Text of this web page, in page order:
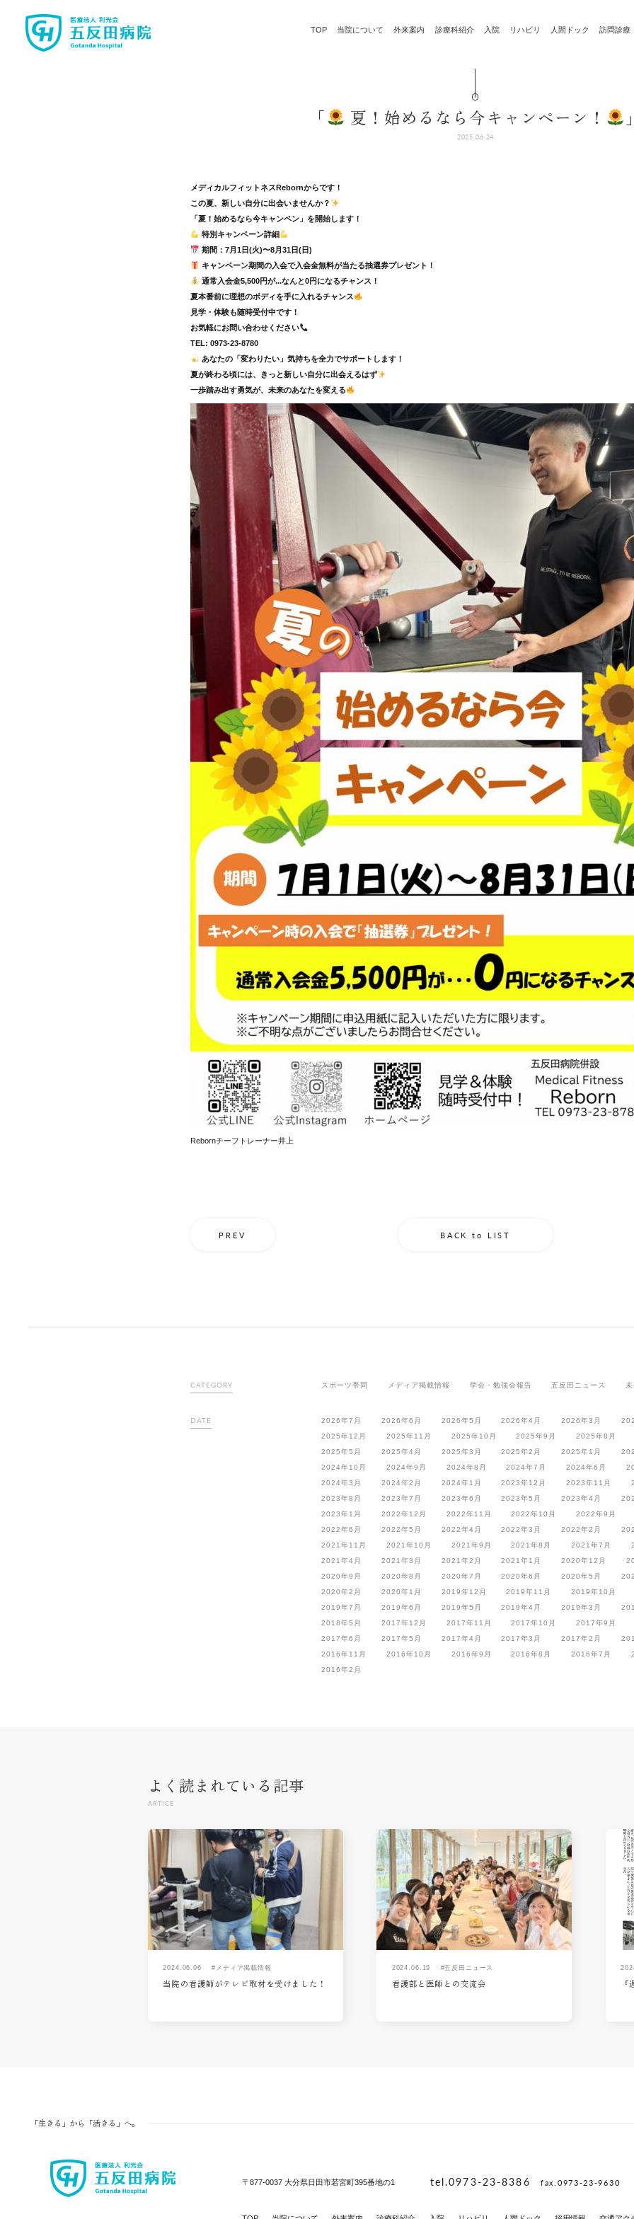
TOP 当院について 外来案内 診療科紹介 入院 リハビリ 人間ドック 訪問診療
「 夏！始めるなら今キャンペーン！
2025.06.24
メディカルフィットネスRebornからです！
この夏、新しい自分に出会いませんか？
「夏！始めるなら今キャンペン」を開始します！
特別キャンペーン詳細
期間：7月1日(火)〜8月31日(日)
キャンペーン期間の入会で入会金無料が当たる抽選券プレゼント！
通常入会金5,500円が...なんと0円になるチャンス！
夏本番前に理想のボディを手に入れるチャンス
見学・体験も随時受付中です！
お気軽にお問い合わせください
TEL: 0973-23-8780
あなたの「変わりたい」気持ちを全力でサポートします！
夏が終わる頃には、きっと新しい自分に出会えるはず
一歩踏み出す勇気が、未来のあなたを変える
Rebornチーフトレーナー井上
PREV BACK to LIST
CATEGORY スポーツ帯同 メディア掲載情報 学会・勉強会報告 五反田ニュース
DATE 2026年7月 2026年6月 2026年5月 2026年4月 2026年3月
2025年12月
2025年11月 2025年10月 2025年9月
2025年8月
2025年5月
2025年4月 2025年3月 2025年2月 2025年1月
2024年10月
2024年9月 2024年8月 2024年7月 2024年6月
2024年3月
2024年2月 2024年1月 2023年12月 2023年11月
2023年8月
2023年7月 2023年6月 2023年5月 2023年4月
2023年1月
2022年12月 2022年11月 2022年10月
2022年9月
2022年6月
2022年5月 2022年4月 2022年3月 2022年2月
2021年11月
2021年10月 2021年9月 2021年8月 2021年7月
2021年4月
2021年3月 2021年2月 2021年1月 2020年12月
2020年9月
2020年8月 2020年7月 2020年6月 2020年5月
2020年2月
2020年1月 2019年12月 2019年11月
2019年10月
2019年7月
2019年6月 2019年5月 2019年4月 2019年3月
2018年5月
2017年12月 2017年11月 2017年10月
2017年9月
2017年6月
2017年5月 2017年4月 2017年3月 2017年2月
2016年11月
2016年10月 2016年9月 2016年8月 2016年7月
2016年2月
よく読まれている記事
ARTICE
2024.06.06 #メディア掲載情報
当院の看護師がテレビ取材を受けました！
2024.06.19 #五反田ニュース
看護部と医師との交流会
「生きる」から「活きる」へ。
〒877-0037 大分県日田市若宮町395番地の1 tel.0973-23-8386 fax.0973-23-9630